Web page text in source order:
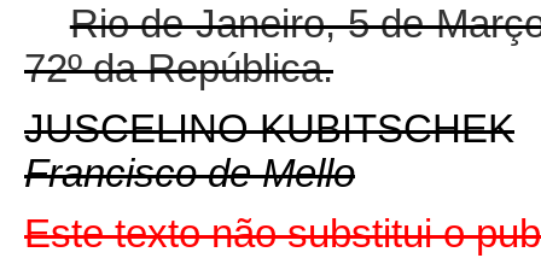
Rio de Janeiro, 5 de
72º da República.
JUSCELINO KUBITSCHEK
Francisco de Mello
Este texto não substitui o